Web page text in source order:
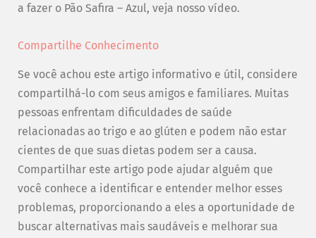
a fazer o Pão Safira – Azul, veja nosso vídeo.
Compartilhe Conhecimento
Se você achou este artigo informativo e útil, considere
compartilhá-lo com seus amigos e familiares. Muitas
pessoas enfrentam dificuldades de saúde
relacionadas ao trigo e ao glúten e podem não estar
cientes de que suas dietas podem ser a causa.
Compartilhar este artigo pode ajudar alguém que
você conhece a identificar e entender melhor esses
problemas, proporcionando a eles a oportunidade de
buscar alternativas mais saudáveis e melhorar sua